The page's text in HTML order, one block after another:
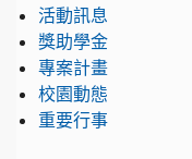
活動訊息
獎助學金
專案計畫
校園動態
重要行事